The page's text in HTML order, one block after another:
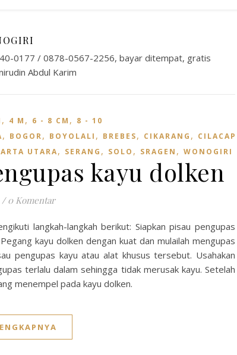
0177 / 0878-0567-2256, bayar ditempat, gratis
Abdul Karim
, 4 M , 6 - 8 CM , 8 - 10
, BOGOR, BOYOLALI , BREBES, CIKARANG , CILACAP
UTARA, SERANG , SOLO , SRAGEN , WONOGIRI
kayu dolken
/ 0 Komentar
langkah-langkah berikut: Siapkan pisau pengupas
kayu dolken dengan kuat dan mulailah mengupas
pengupas kayu atau alat khusus tersebut. Usahakan
terlalu dalam sehingga tidak merusak kayu. Setelah
menempel pada kayu dolken.